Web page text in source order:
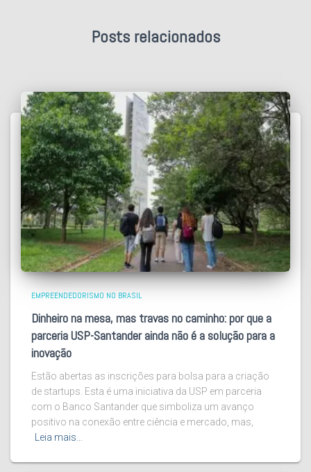
Posts relacionados
EMPREENDEDORISMO NO BRASIL
Dinheiro na mesa, mas travas no caminho: por que a
parceria USP-Santander ainda não é a solução para a
inovação
Estão abertas as inscrições para bolsa para a criação
de startups. Esta é uma iniciativa da USP em parceria
com o Banco Santander que simboliza um avanço
positivo na conexão entre ciência e mercado, mas,
Leia mais…